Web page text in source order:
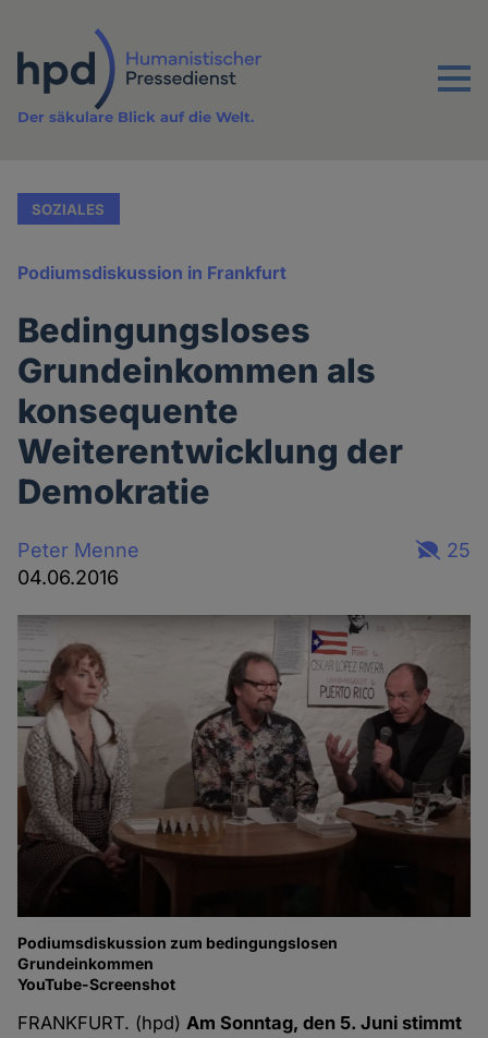
Inhalt
Menu
Der säkulare Blick auf die Welt.
SOZIALES
Podiumsdiskussion in Frankfurt
Bedingungsloses
Grundeinkommen als
konsequente
Weiterentwicklung der
Demokratie
Peter Menne
04.06.2016
25
Podiumsdiskussion zum bedingungslosen
Grundeinkommen
YouTube-Screenshot
FRANKFURT. (hpd)Am Sonntag, den 5. Juni stimmt